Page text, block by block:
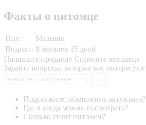
Факты о питомце
Пол:
Мальчик
Возраст: 8 месяцев 15 дней
Напишите продавцу Спросите продавца
Задайте вопросы, которые вас интересуют
Подскажите, объявление актуально?
Где и когда можно посмотреть?
Сколько стоит питомец?